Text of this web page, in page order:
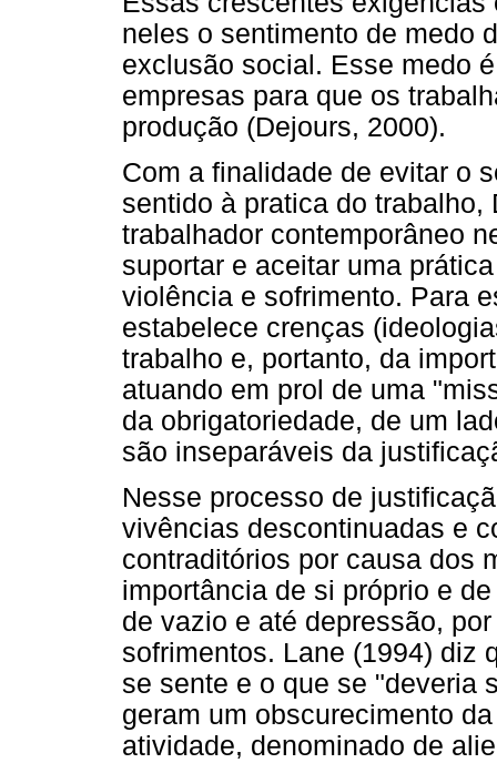
neles o sentimento de medo
exclusão social. Esse medo
empresas para que os
produção (Dejours, 2000).
Com a finalidade de evitar o
sentido à pratica do
trabalhador contemporâneo
suportar e aceitar uma
violência e sofrimento. Para
estabelece crenças
trabalho e, portanto, da
atuando em prol de uma
da obrigatoriedade, de um
são inseparáveis da
Nesse processo de
vivências descontinuadas e
contraditórios por causa dos
importância de si próprio e
de vazio e até depressão,
sofrimentos. Lane (1994) diz
se sente e o que se "deveria
geram um obscurecimento
atividade, denominado de